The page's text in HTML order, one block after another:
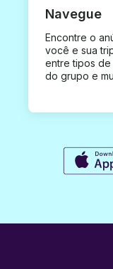
Navegue
Encontre o
você e sua
entre tipos de
do grupo e